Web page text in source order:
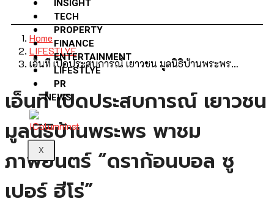
INSIGHT
TECH
PROPERTY
FINANCE
ENTERTAINMENT
LIFESTLYE
PR
NEWS
X
Home
LIFESTLYE
เอ็นที เปิดประสบการณ์ เยาวชน มูลนิธิบ้านพระพร…
เอ็นที เปิดประสบการณ์ เยาวชน
มูลนิธิบ้านพระพร พาชม
ภาพยนตร์ “ดราก้อนบอล ซู
เปอร์ ฮีโร่”